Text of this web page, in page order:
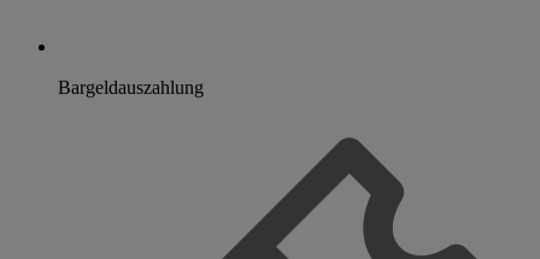
Bargeldauszahlung